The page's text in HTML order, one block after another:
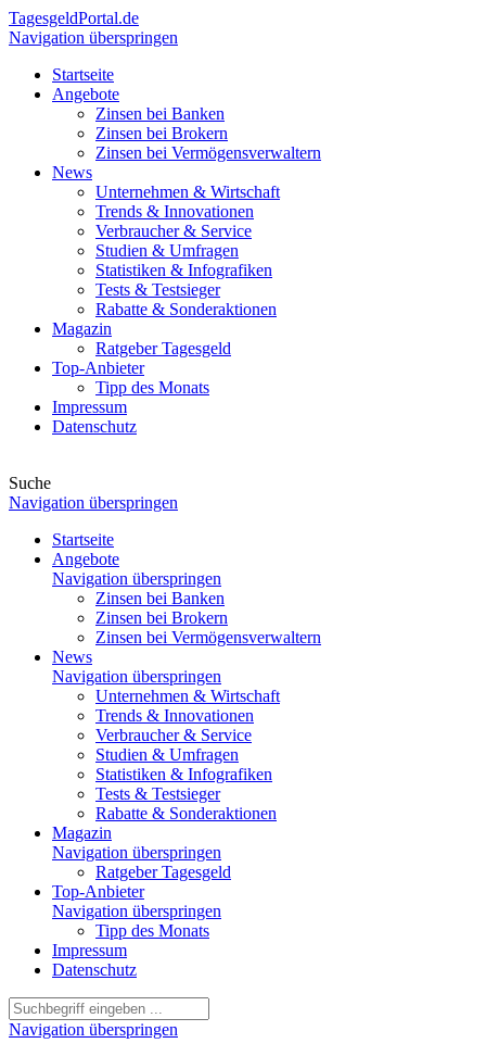
TagesgeldPortal.de
Navigation überspringen
Startseite
Angebote
Zinsen bei Banken
Zinsen bei Brokern
Zinsen bei Vermögensverwaltern
News
Unternehmen & Wirtschaft
Trends & Innovationen
Verbraucher & Service
Studien & Umfragen
Statistiken & Infografiken
Tests & Testsieger
Rabatte & Sonderaktionen
Magazin
Ratgeber Tagesgeld
Top-Anbieter
Tipp des Monats
Impressum
Datenschutz
Suche
Navigation überspringen
Startseite
Angebote
Navigation überspringen
Zinsen bei Banken
Zinsen bei Brokern
Zinsen bei Vermögensverwaltern
News
Navigation überspringen
Unternehmen & Wirtschaft
Trends & Innovationen
Verbraucher & Service
Studien & Umfragen
Statistiken & Infografiken
Tests & Testsieger
Rabatte & Sonderaktionen
Magazin
Navigation überspringen
Ratgeber Tagesgeld
Top-Anbieter
Navigation überspringen
Tipp des Monats
Impressum
Datenschutz
Navigation überspringen